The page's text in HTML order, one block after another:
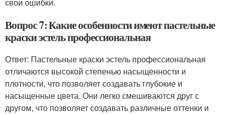
Вопрос 7: Какие особенности имеют пастельные
краски эстель профессиональная
Ответ: Пастельные краски эстель профессиональная
отличаются высокой степенью насыщенности и
плотности, что позволяет создавать глубокие и
насыщенные цвета. Они легко смешиваются друг с
другом, что позволяет создавать различные оттенки и